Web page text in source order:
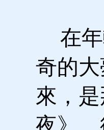
在年
奇的
來，
夜》